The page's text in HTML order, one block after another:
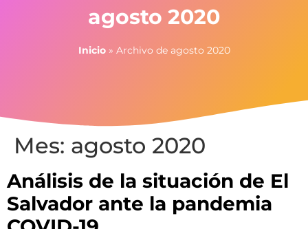
agosto 2020
Inicio» Archivo de agosto 2020
Mes: agosto 2020
Análisis de la situación de El
Salvador ante la pandemia